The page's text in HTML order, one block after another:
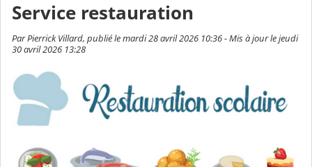
Service restauration
Par Pierrick Villard, publié le mardi 28 avril 2026 10:36 - Mis à jour le jeudi
30 avril 2026 13:28